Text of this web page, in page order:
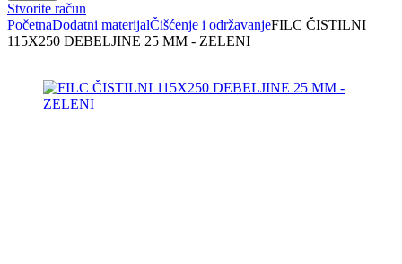
Stvorite račun
PočetnaDodatni materijalČišćenje i održavanjeFILC ČISTILNI
115X250 DEBELJINE 25 MM - ZELENI